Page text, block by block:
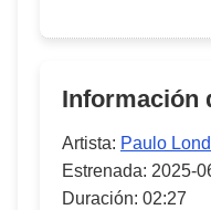
Información
Artista: Paulo
Estrenada: 2025-
Duración: 02:27